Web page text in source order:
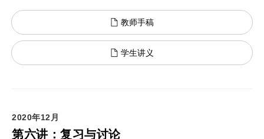
教师手稿
学生讲义
2020年12月
第六讲：复习与讨论